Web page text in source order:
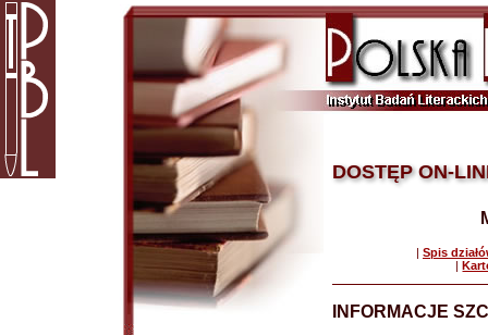
DOSTĘP ON-
| Spis
|
INFORMACJE